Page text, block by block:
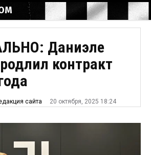
Даниэле
контракт
сайта 20 октября, 2025 18:24